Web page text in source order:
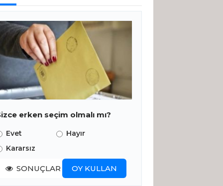
erken seçim olmalı mı?
Evet
Hayır
Kararsız
SONUÇLAR OY KULLAN